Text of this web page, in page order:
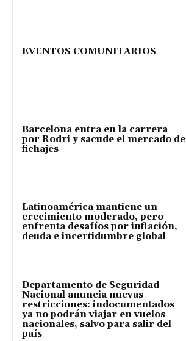
EVENTOS COMUNITARIOS
Barcelona entra en la carrera
por Rodri y sacude el mercado de
fichajes
Latinoamérica mantiene un
crecimiento moderado, pero
enfrenta desafíos por inflación,
deuda e incertidumbre global
Departamento de Seguridad
Nacional anuncia nuevas
restricciones: indocumentados
ya no podrán viajar en vuelos
nacionales, salvo para salir del
país